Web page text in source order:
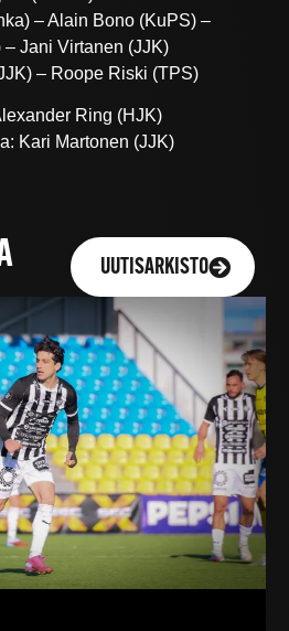
– Alain Bono (KuPS) –
Jani Virtanen (JJK)
– Roope Riski (TPS)
Ring (HJK)
Kari Martonen (JJK)
UUTISARKISTO